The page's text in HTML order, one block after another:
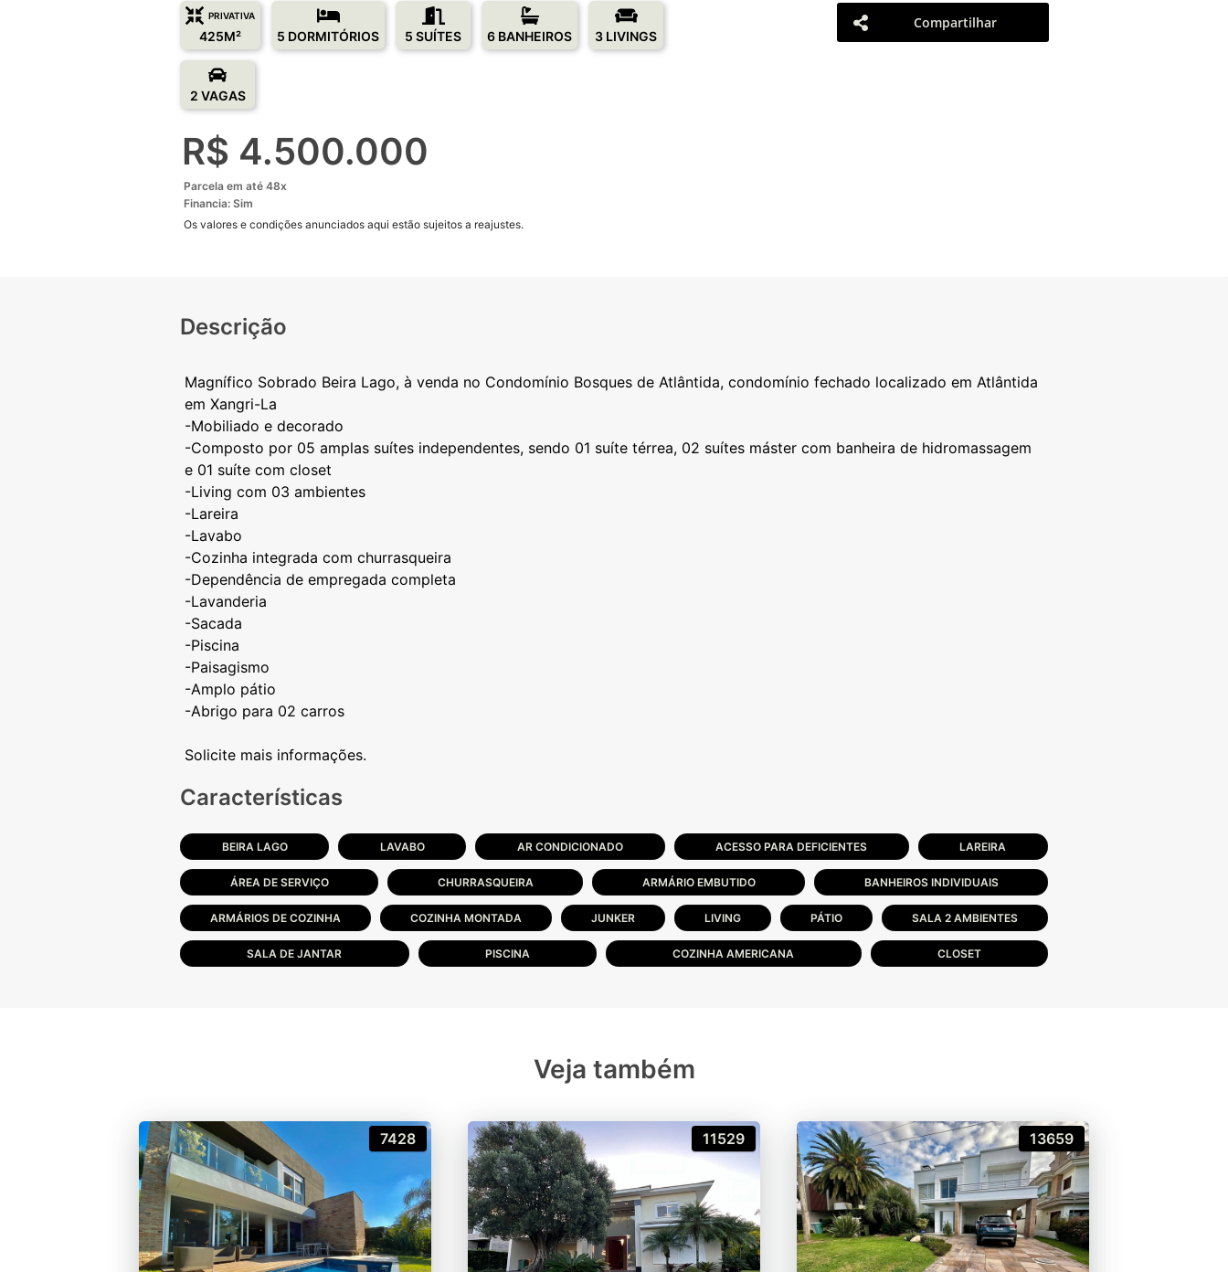
PRIVATIVA
425M² 5 DORMITÓRIOS 5 SUÍTES 6 BANHEIROS 3 LIVINGS
2 VAGAS
R$ 4.500.000
Parcela em até 48x
Financia: Sim
Os valores e condições anunciados aqui estão sujeitos a reajustes.
Compartilhar
Descrição
Magnífico Sobrado Beira Lago, à venda no Condomínio Bosques de Atlântida, condomínio fechado localizado em Atlântida
em Xangri-La
-Mobiliado e decorado
-Composto por 05 amplas suítes independentes, sendo 01 suíte térrea, 02 suítes máster com banheira de hidromassagem
e 01 suíte com closet
-Living com 03 ambientes
-Lareira
-Lavabo
-Cozinha integrada com churrasqueira
-Dependência de empregada completa
-Lavanderia
-Sacada
-Piscina
-Paisagismo
-Amplo pátio
-Abrigo para 02 carros
Características
BEIRA LAGO LAVABO AR CONDICIONADO ACESSO PARA DEFICIENTES LAREIRA
ÁREA DE SERVIÇO CHURRASQUEIRA ARMÁRIO EMBUTIDO BANHEIROS INDIVIDUAIS
ARMÁRIOS DE COZINHA COZINHA MONTADA JUNKER LIVING PÁTIO SALA 2 AMBIENTES
SALA DE JANTAR PISCINA COZINHA AMERICANA CLOSET
Veja também
7428 11529 13659